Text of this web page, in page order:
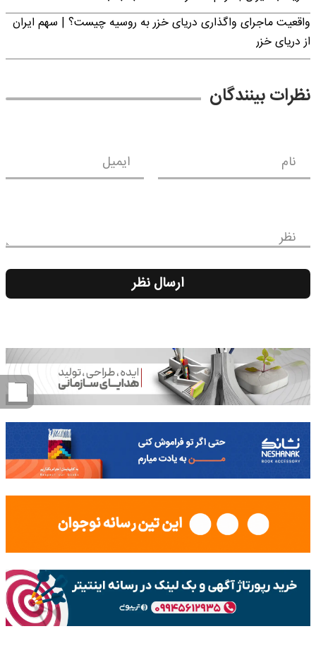
واقعیت ماجرای واگذاری دریای خزر به روسیه چیست؟ | سهم ایران
از دریای خزر
نظرات بینندگان
نام ایمیل
نظر
ارسال نظر